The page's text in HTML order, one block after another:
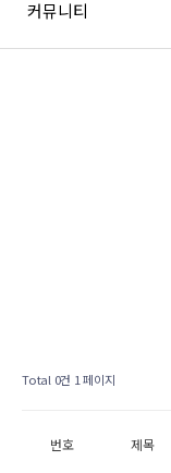
커뮤니티
Total 0건 1 페이지
번호 제목